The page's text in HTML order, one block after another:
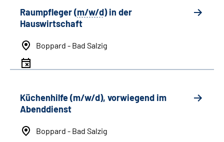
Raumpfleger (m/w/d) in der
Hauswirtschaft
Boppard - Bad Salzig
Küchenhilfe (m/w/d), vorwiegend im
Abenddienst
Boppard - Bad Salzig